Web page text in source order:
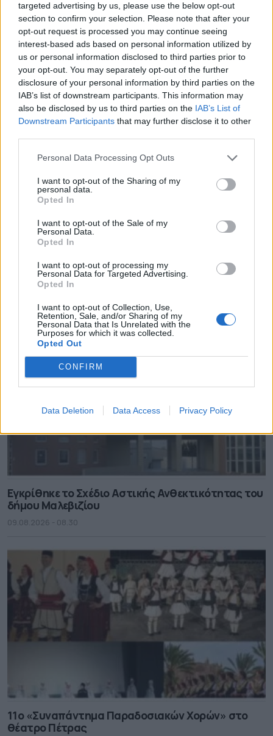
targeted advertising by us, please use the below opt-out
section to confirm your selection. Please note that after your
opt-out request is processed you may continue seeing
interest-based ads based on personal information utilized by
us or personal information disclosed to third parties prior to
your opt-out. You may separately opt-out of the further
disclosure of your personal information by third parties on the
IAB’s list of downstream participants. This information may
also be disclosed by us to third parties on the IAB’s List of
Downstream Participants that may further disclose it to other
Personal Data Processing Opt Outs
I want to opt-out of the Sharing of my
personal data.
Opted In
I want to opt-out of the Sale of my
Personal Data.
Opted In
I want to opt-out of processing my
Personal Data for Targeted Advertising.
Opted In
I want to opt-out of Collection, Use,
Retention, Sale, and/or Sharing of my
Personal Data that Is Unrelated with the
Purposes for which it was collected.
Opted Out
CONFIRM
Data Deletion Data Access Privacy Policy
Νέους Αντιπεριφερειάρχες όρισε ο Νίκος
Χαρδαλιάς
09.08.2026 - 11.31
Σε κατάσταση κινητοποίησης Red Code και
σήμερα η χώρα
Εγκρίθηκε το Σχέδιο Αστικής Ανθεκτικότητας του
δήμου Μαλεβιζίου
09.08.2026 - 08.30
11ο «Συναπάντημα Παραδοσιακών Χορών» στο
θέατρο Πέτρας